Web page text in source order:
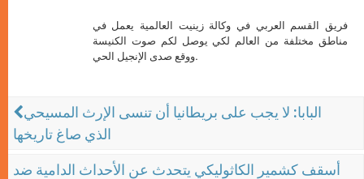
فريق القسم العربي في وكالة زينيت العالمية يعمل في
مناطق مختلفة من العالم لكي يوصل لكم صوت الكنيسة
ووقع صدى الإنجيل الحي.
البابا: لا يجب على بريطانيا أن تنسى الإرث المسيحي
الذي صاغ تاريخها
أسقف كشمير الكاثوليكي يتحدث عن الأحداث الدامية ضد